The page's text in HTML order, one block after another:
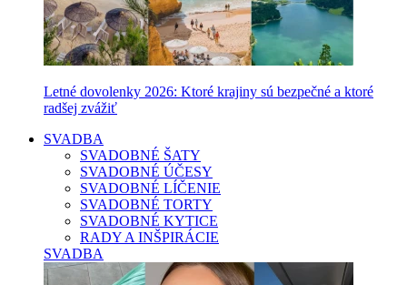
Letné dovolenky 2026: Ktoré krajiny sú bezpečné a ktoré
radšej zvážiť
SVADBA
SVADOBNÉ ŠATY
SVADOBNÉ ÚČESY
SVADOBNÉ LÍČENIE
SVADOBNÉ TORTY
SVADOBNÉ KYTICE
RADY A INŠPIRÁCIE
SVADBA